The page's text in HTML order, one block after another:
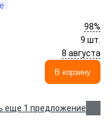
98%
9 шт.
8 августа
В корзину
еще 1 предложение